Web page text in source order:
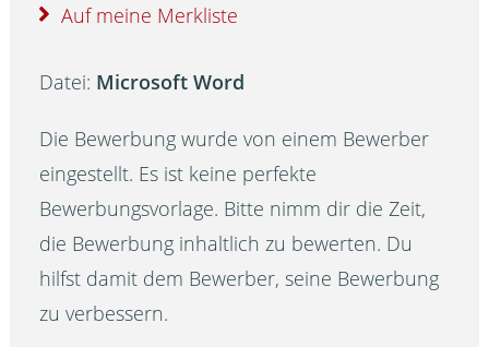
Auf meine Merkliste
Datei: Microsoft Word
Die Bewerbung wurde von einem Bewerber
eingestellt. Es ist keine perfekte
Bewerbungsvorlage. Bitte nimm dir die Zeit,
die Bewerbung inhaltlich zu bewerten. Du
hilfst damit dem Bewerber, seine Bewerbung
zu verbessern.